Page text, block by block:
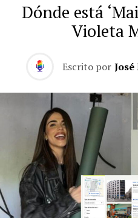
Dónde está
Violeta
Escrito por José